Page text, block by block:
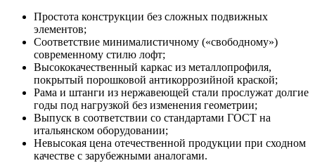
Простота конструкции без сложных подвижных
элементов;
Соответствие минималистичному («свободному»)
современному стилю лофт;
Высококачественный каркас из металлопрофиля,
покрытый порошковой антикоррозийной краской;
Рама и штанги из нержавеющей стали прослужат долгие
годы под нагрузкой без изменения геометрии;
Выпуск в соответствии со стандартами ГОСТ на
итальянском оборудовании;
Невысокая цена отечественной продукции при сходном
качестве с зарубежными аналогами.